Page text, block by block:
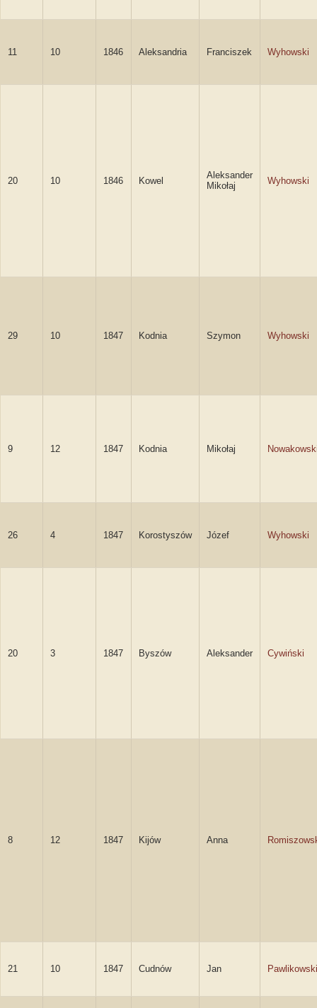
11 10 1846 Aleksandria Franciszek Wyhowski
20 10 1846 Kowel
Aleksander
Mikołaj
Wyhowski
29 10 1847 Kodnia Szymon Wyhowski
9 12 1847 Kodnia Mikołaj
26 4 1847 Korostyszów Józef Wyhowski
20 3 1847 Byszów Aleksander Cywiński
8 12 1847 Kijów Anna
21 10 1847 Cudnów Jan Pawlikowski